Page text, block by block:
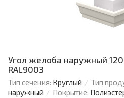
Угол желоба наружный
RAL9003
Тип сечения: Круглый Тип
наружный
Покрытие: